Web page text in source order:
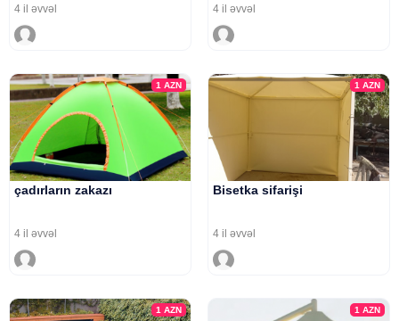
4 il əvvəl 4 il əvvəl
1AZN
çadırların zakazı
4 il əvvəl
1 AZN
Bisetka sifarişi
4 il əvvəl
1AZN 1 AZN